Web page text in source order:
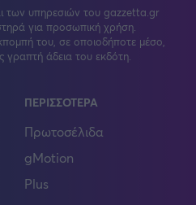
των υπηρεσιών του gazzetta.gr
για προσωπική χρήση.
του, σε οποιοδήποτε μέσο,
γραπτή άδεια του εκδότη.
ΠΕΡΙΣΣΟΤΕΡΑ
Πρωτοσέλιδα
gMotion
Plus